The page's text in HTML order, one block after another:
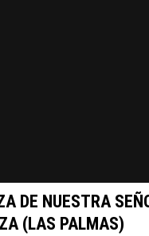
DE NUESTRA
(LAS PALMAS)